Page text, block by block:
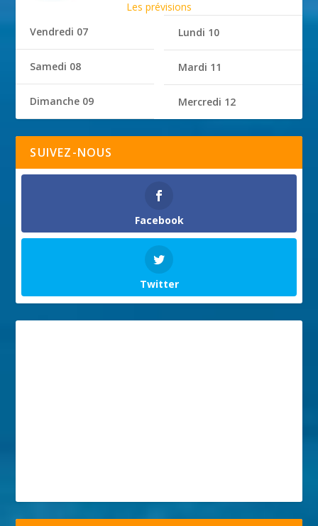
Les prévisions
Vendredi 07
Samedi 08
Dimanche 09
Lundi 10
Mardi 11
Mercredi 12
SUIVEZ-NOUS
Facebook
Twitter